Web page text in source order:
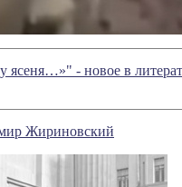
ясеня…»" - новое в
Жириновский